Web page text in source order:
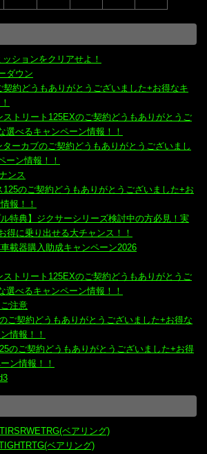
ションをクリアせよ！
ダウン
契約どうもありがとうございました+お得なキ
ストリート125EXのご契約どうもありがとうご
選べるキャンペーン情報！！
ーカブのご契約どうもありがとうございまし
ーン情報！！
ンス
125のご契約どうもありがとうございました+お
報！！
ル特典】ジクサーシリーズ検討中の方必見！実
得に乗り出せる大チャンス！！
車載器購入助成キャンペーン2026
ストリート125EXのご契約どうもありがとうご
選べるキャンペーン情報！！
注意
ご契約どうもありがとうございました+お得な
情報！！
のご契約どうもありがとうございました+お得
ン情報！！
ベアリング)
ベアリング)